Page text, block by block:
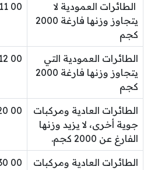
الطائرات العمودية لا
يتجاوز وزنها فارغة 2000
كجم
00 11 02 88
الطائرات العمودية التي
يتجاوز وزنها فارغة 2000
كجم
00 12 02 88
الطائرات العادية ومركبات
جوية أخرى، لا يزيد وزنها
الفارغ عن 2000 كجم.
00 20 02 88
الطائرات العادية ومركبات
00 30 02 88